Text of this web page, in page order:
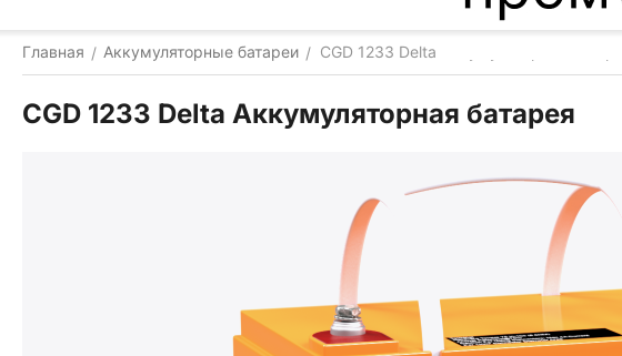
Главная / Аккумуляторные батареи / CGD 1233 Delta Аккумуляторная
CGD 1233 Delta Аккумуляторная батарея